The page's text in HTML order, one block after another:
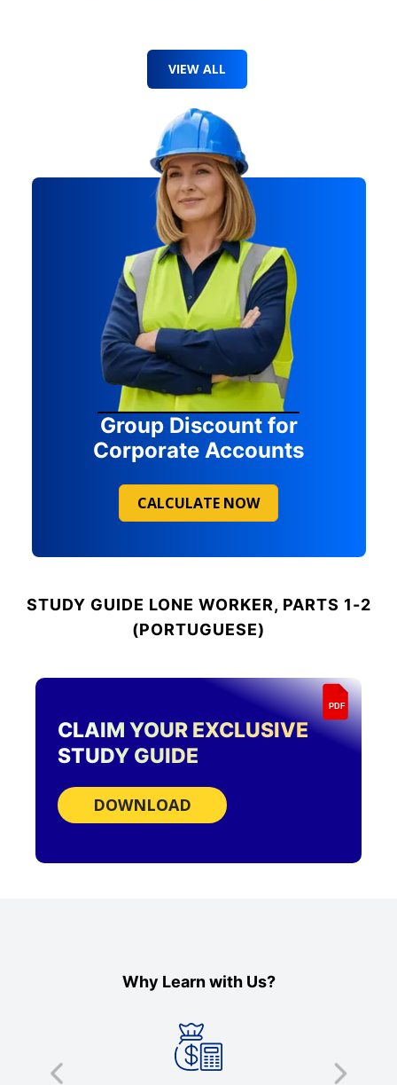
VIEW ALL
Group Discount for
Corporate Accounts
CALCULATE NOW
STUDY GUIDE LONE WORKER, PARTS 1-2
(PORTUGUESE)
PDF
CLAIM YOUR EXCLUSIVE
STUDY GUIDE
DOWNLOAD
Why Learn with Us?